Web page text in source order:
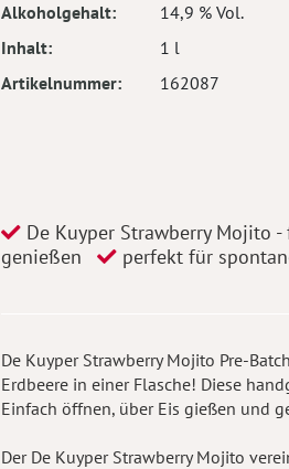
Alkoholgehalt
14,9 % Vol.
Inhalt
1 l
Artikelnummer
162087
De Kuyper Strawberry Mojito
genießen
perfekt für
De Kuyper Strawberry Mojito Pre-
Erdbeere in einer Flasche! Diese
Einfach öffnen, über Eis gießen und
Der De Kuyper Strawberry Mojito